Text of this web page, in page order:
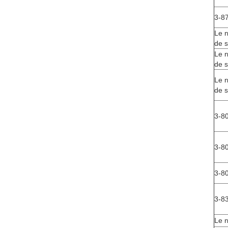
3-
Le
de
Le
de
Le
de
3-
3-
3-
3-
Le